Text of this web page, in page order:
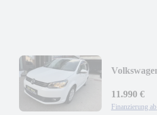
11.990 €
Finanzierung ab